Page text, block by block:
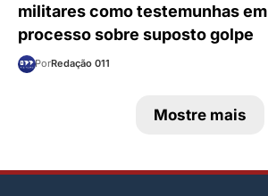
militares como testemunhas em
processo sobre suposto golpe
PorRedação 011
Mostre mais